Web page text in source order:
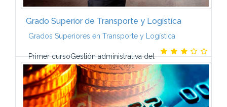
Grado Superior de Transporte y Logística
Grados Superiores en Transporte y Logística
Primer cursoGestión administrativa del
comercio internacionalGestión económica y
financiera de la empresaLogística de
aprovisionamientoInglés Logística de
almacenamiento ...